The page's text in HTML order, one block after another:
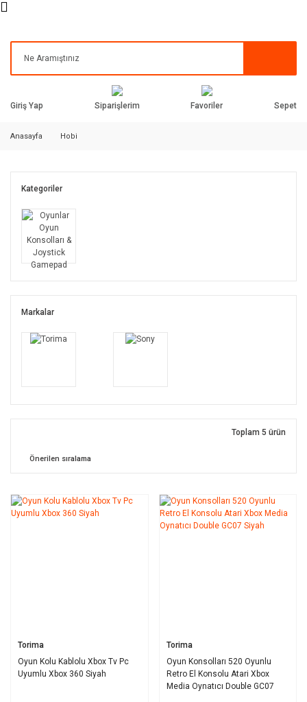
Giriş Yap Siparişlerim Favoriler Sepet
Anasayfa Hobi
Kategoriler
Markalar
Toplam 5 ürün
Torima
Oyun Kolu Kablolu Xbox Tv Pc
Uyumlu Xbox 360 Siyah
Torima
Oyun Konsolları 520 Oyunlu
Retro El Konsolu Atari Xbox
Media Oynatıcı Double GC07